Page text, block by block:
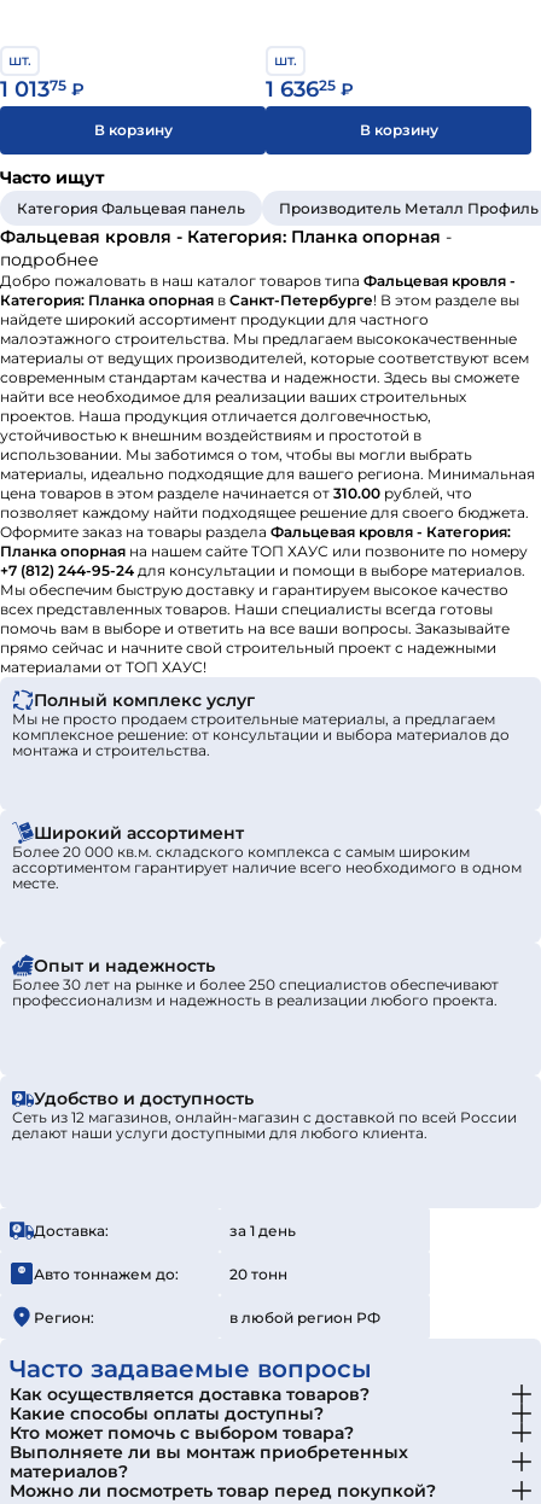
Выбор фальцевой кровли зависит от нескольких
основных факторов:
Материал листов. У разных металлов свои
стойкостью к коррозии, а сталь - отличается
прочностью.
Сложность монтажа. Листы могут изготавливаться
с уже загнутыми кромками, что облегчает монтаж.
Толщина металла. Для стали оптимальна толщина
до 0,55 мм, для меди - 0,6 мм. При отгибе листов
большей толщины могут образоваться
микротрещины, что повлияет на срок службы
покрытия.
Выбор фальцевой кровли является ответственным
шагом, который требует учета множества критериев.
Тщательное изучение различных видов и их
характеристик поможет сделать верный выбор и
обеспечит долговременную и надежную защиту дома.
шт.
1 01375 ₽
В корзину
шт.
1 63625 ₽
В корзину
Часто ищут
Категория Фальцевая панель Производитель Металл Профиль
Фальцевая кровля - Категория: Планка опорная -
подробнее
Добро пожаловать в наш каталог товаров типа Фальцевая кровля -
Категория: Планка опорная в Санкт-Петербурге! В этом разделе вы
найдете широкий ассортимент продукции для частного
малоэтажного строительства. Мы предлагаем высококачественные
материалы от ведущих производителей, которые соответствуют всем
современным стандартам качества и надежности. Здесь вы сможете
найти все необходимое для реализации ваших строительных
проектов. Наша продукция отличается долговечностью,
устойчивостью к внешним воздействиям и простотой в
использовании. Мы заботимся о том, чтобы вы могли выбрать
материалы, идеально подходящие для вашего региона. Минимальная
цена товаров в этом разделе начинается от 310.00 рублей, что
позволяет каждому найти подходящее решение для своего бюджета.
Оформите заказ на товары раздела Фальцевая кровля - Категория:
Планка опорная на нашем сайте ТОП ХАУС или позвоните по номеру
+7 (812) 244-95-24 для консультации и помощи в выборе материалов.
Мы обеспечим быструю доставку и гарантируем высокое качество
всех представленных товаров. Наши специалисты всегда готовы
помочь вам в выборе и ответить на все ваши вопросы. Заказывайте
прямо сейчас и начните свой строительный проект с надежными
материалами от ТОП ХАУС!
Полный комплекс услуг
Мы не просто продаем строительные материалы, а предлагаем
комплексное решение: от консультации и выбора материалов до
монтажа и строительства.
Широкий ассортимент
Более 20 000 кв.м. складского комплекса с самым широким
ассортиментом гарантирует наличие всего необходимого в одном
месте.
Опыт и надежность
Более 30 лет на рынке и более 250 специалистов обеспечивают
профессионализм и надежность в реализации любого проекта.
Удобство и доступность
Сеть из 12 магазинов, онлайн-магазин с доставкой по всей России
делают наши услуги доступными для любого клиента.
Доставка: за 1 день
Авто тоннажем до: 20 тонн
Регион: в любой регион РФ
Часто задаваемые вопросы
Как осуществляется доставка товаров?
Какие способы оплаты доступны?
Кто может помочь с выбором товара?
Выполняете ли вы монтаж приобретенных
материалов?
Можно ли посмотреть товар перед покупкой?